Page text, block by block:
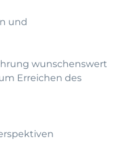
und
wunschenswert
Erreichen des